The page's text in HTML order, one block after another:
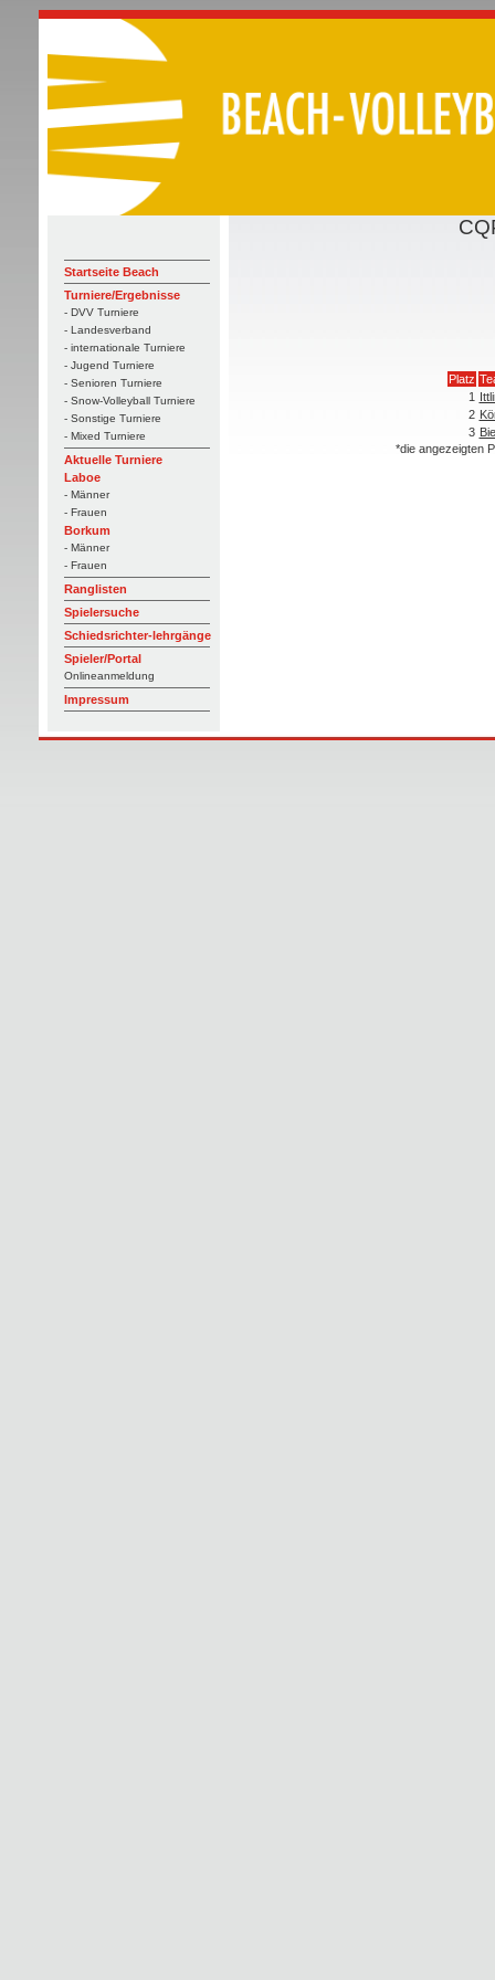
Startseite Beach
Turniere/Ergebnisse
- DVV Turniere
- Landesverband
- internationale Turniere
- Jugend Turniere
- Senioren Turniere
- Snow-Volleyball Turniere
- Sonstige Turniere
- Mixed Turniere
Aktuelle Turniere
Laboe
- Männer
- Frauen
Borkum
- Männer
- Frauen
Ranglisten
Spielersuche
Schiedsrichter-lehrgänge
Spieler/Portal
Onlineanmeldung
Impressum
Platz
1
2
3
*die angezeigten